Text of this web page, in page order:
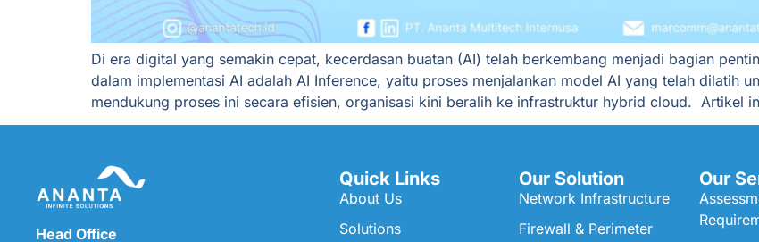
Di era digital yang semakin cepat, kecerdasan buatan (AI) telah berkembang menjadi bagian
dalam implementasi AI adalah AI Inference, yaitu proses menjalankan model AI yang telah dilatih
mendukung proses ini secara efisien, organisasi kini beralih ke infrastruktur hybrid cloud. Artikel
Head Office
Quick Links
About Us
Solutions
Our Solution
Network Infrastructure
Firewall & Perimeter
Our